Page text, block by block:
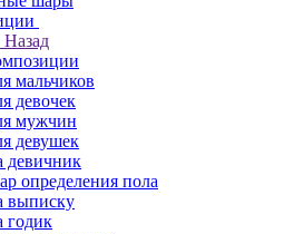
Назад
мальчиков
девочек
мужчин
девушек
девичник
определения пола
выписку
годик